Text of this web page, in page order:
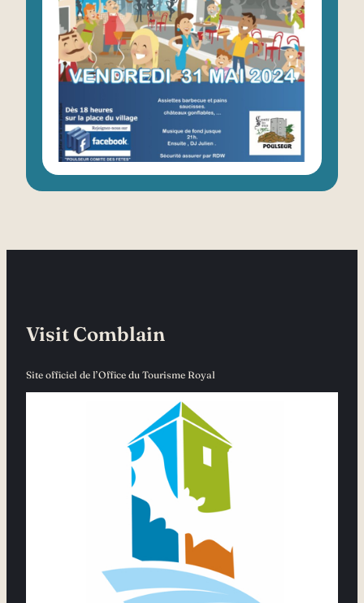
Visit Comblain
Site officiel de l’Office du Tourisme Royal